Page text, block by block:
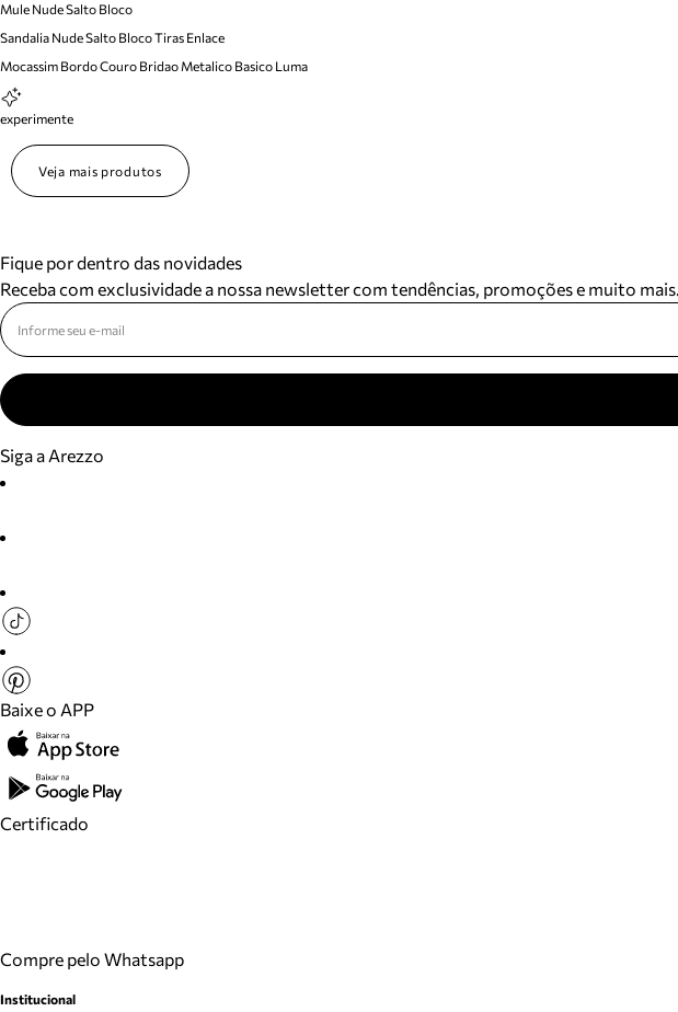
Mule Nude Salto Bloco
Sandalia Nude Salto Bloco Tiras Enlace
Mocassim Bordo Couro Bridao Metalico Basico Luma
experimente
Veja mais produtos
Fique por dentro das novidades
Receba com exclusividade a nossa newsletter com tendências, promoções e muito mais.
Siga a Arezzo
Baixe o APP
Certificado
Compre pelo Whatsapp
Institucional